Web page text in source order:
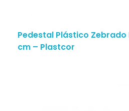
Pedestal Plástico
cm – Plastcor